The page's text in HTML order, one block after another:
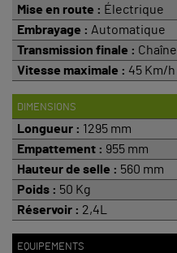
Mise en route : Électrique
Embrayage : Automatique
Transmission finale : Chaîne
Vitesse maximale : 45 Km/h
DIMENSIONS
Longueur : 1295 mm
Empattement : 955 mm
Hauteur de selle : 560 mm
Poids : 50 Kg
Réservoir : 2,4L
EQUIPEMENTS